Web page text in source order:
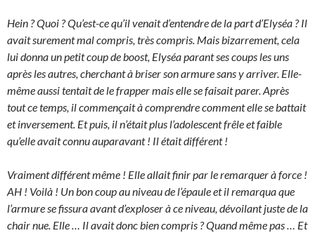
Hein ? Quoi ? Qu’est-ce qu’il venait d’entendre de la part d’Elyséa ? Il
avait surement mal compris, très compris. Mais bizarrement, cela
lui donna un petit coup de boost, Elyséa parant ses coups les uns
après les autres, cherchant à briser son armure sans y arriver. Elle-
même aussi tentait de le frapper mais elle se faisait parer. Après
tout ce temps, il commençait à comprendre comment elle se battait
et inversement. Et puis, il n’était plus l’adolescent frêle et faible
qu’elle avait connu auparavant ! Il était différent !
Vraiment différent même ! Elle allait finir par le remarquer à force !
AH ! Voilà ! Un bon coup au niveau de l’épaule et il remarqua que
l’armure se fissura avant d’exploser à ce niveau, dévoilant juste de la
chair nue. Elle … Il avait donc bien compris ? Quand même pas … Et